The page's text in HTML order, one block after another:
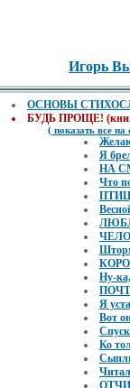
Игорь
ОСНОВЫ
БУДЬ ПРОЩЕ!
( показать все на
Я
НА
Что
Ну-
Я
Вот
Ко